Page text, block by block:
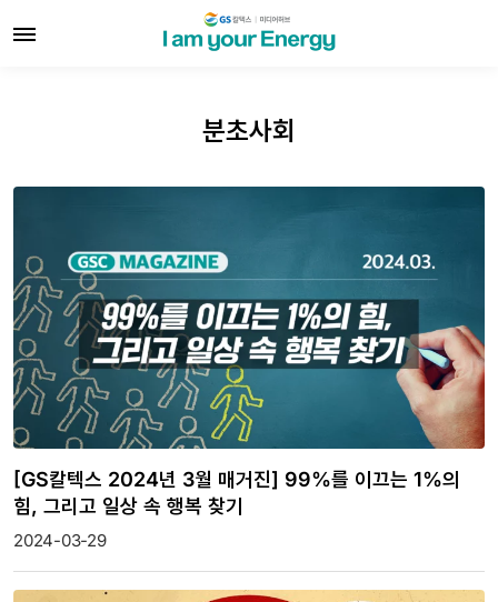
분초사회
[GS칼텍스 2024년 3월 매거진] 99%를 이끄는 1%의
힘, 그리고 일상 속 행복 찾기
2024-03-29